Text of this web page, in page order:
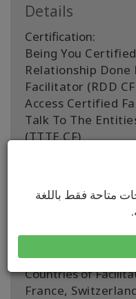
متاحة فقط باللغة
Details
Certification:
Being You
Relationship
Facilitator (RDD
Access Certified
Talk To The
(TTTE CF)
Talk To The
(TTTE ICF)
Canton de
Countries of
France,